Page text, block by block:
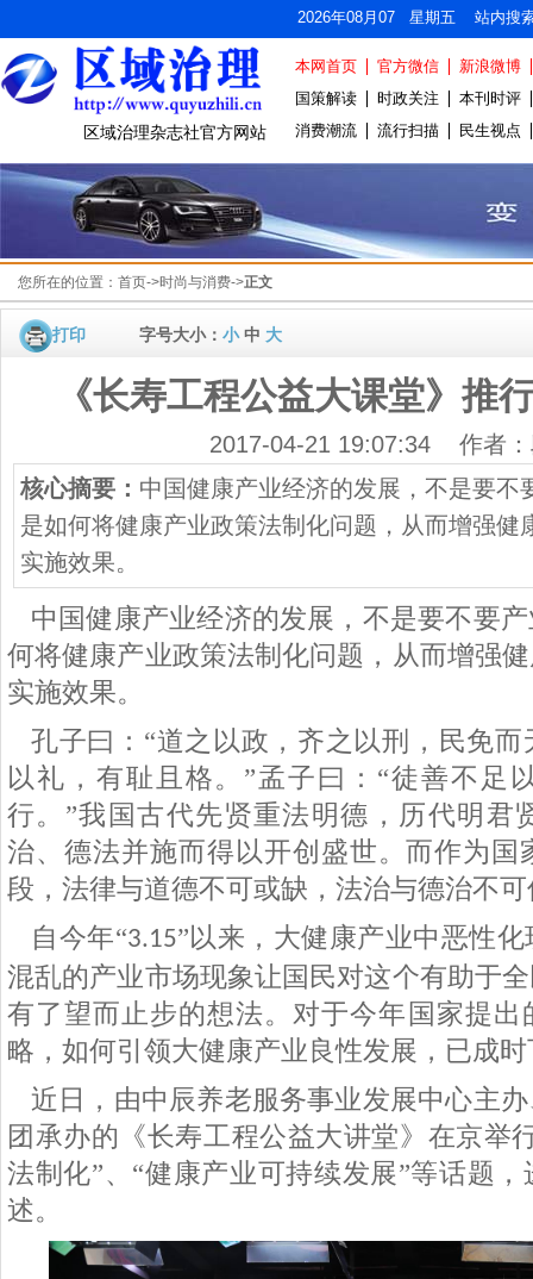
2026年08月07 星期五 站内搜
区域治理杂志社官方网站
本网首页 官方微信
新浪微博
国策解读
时政关注
本刊时评
消费潮流
流行扫描 民生视点
您所在的位置： 首页->时尚与消费->正文
打印 字号大小： 小中 大
《长寿工程公益大课堂》推
2017-04-21 19:07:34 作者：
核心摘要： 中国健康产业经济的发展，不是要不
是如何将健康产业政策法制化问题，从而增强健
实施效果。
中国健康产业经济的发展，不是要不要
何将健康产业政策法制化问题，从而增强
实施效果。
孔子曰： “道之以政，齐之以刑，民免
以礼，有耻且格。”孟子曰：“徒善不足
行。”我国古代先贤重法明德，历代明君
治、德法并施而得以开创盛世。而作为国
段，法律与道德不可或缺，法治与德治不
自今年“3.15”以来，大健康产业中恶性
混乱的产业市场现象让国民对这个有助于
有了望而止步的想法。对于今年国家提出
略，如何引领大健康产业良性发展，已成
近日，由中辰养老服务事业发展中心主
团承办的《长寿工程公益大讲堂》在京举
法制化”、“健康产业可持续发展”等话题
述。